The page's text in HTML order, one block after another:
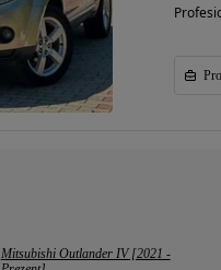
Mitsubishi Outlander IV [2021 -